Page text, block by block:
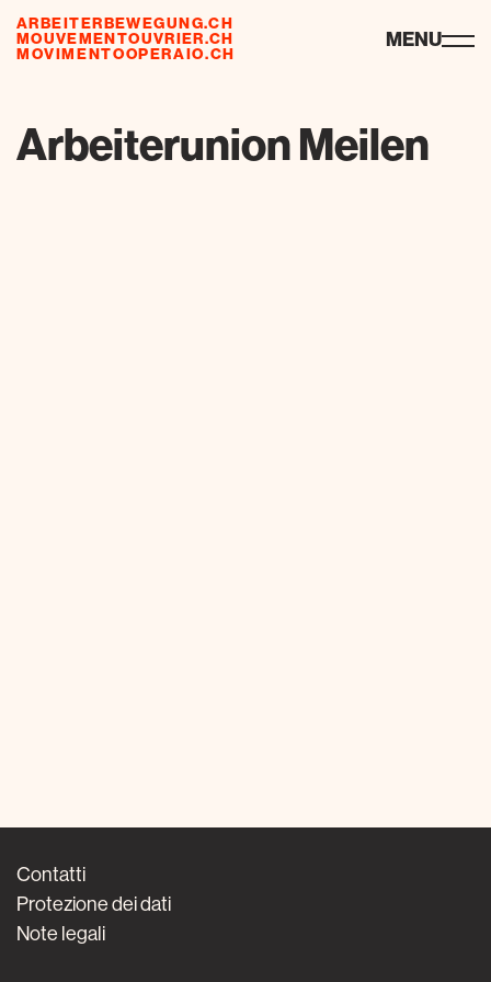
ARBEITERBEWEGUNG.CH
MOUVEMENTOUVRIER.CH
MOVIMENTOOPERAIO.CH
risorse MENU
Arbeiterunion Meilen
Contatti
Protezione dei dati
Note legali